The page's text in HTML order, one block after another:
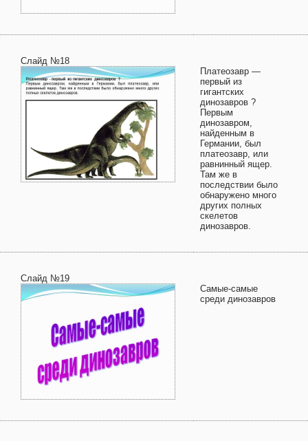
Слайд №18
Платеозавр —
первый из
гигантских
динозавров ?
Первым
динозавром,
найденным в
Германии, был
платеозавр, или
равнинный ящер.
Там же в
последствии было
обнаружено много
других полных
скелетов
динозавров.
Слайд №19
Самые-самые
среди динозавров